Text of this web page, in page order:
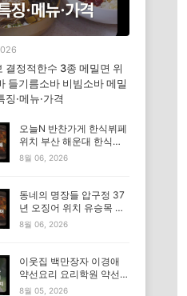
결정적한수 3종 메밀면 위
들기름소바 비빔소바 메밀
징·메뉴·가격
오늘N 반찬가게 한식뷔페
위치 부산 해운대 한식부
페 특징·메뉴·가격 (우리동
8월 06, 2026
동네의 명장들 압구정 37
년 오징어 위치 유승목 오
징어불고기 오징어튀김 오
8월 06, 2026
이웃집 백만장자 이경애
약선요리 요리학원 약선명
장 식당 위치 요리연구소
8월 05, 2026